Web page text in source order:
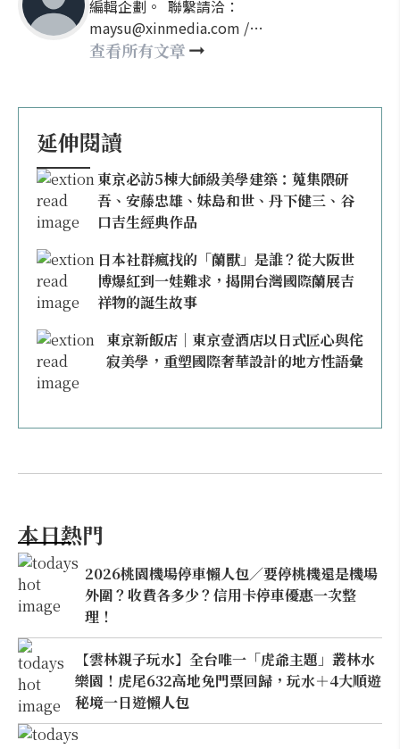
編輯企劃。 聯繫請洽：
maysu@xinmedia.com /
may860527@gmail.com
查看所有文章
延伸閱讀
東京必訪5棟大師級美學建築：蒐集隈研
吾、安藤忠雄、妹島和世、丹下健三、谷
口吉生經典作品
日本社群瘋找的「蘭獸」是誰？從大阪世
博爆紅到一娃難求，揭開台灣國際蘭展吉
祥物的誕生故事
東京新飯店｜東京壹酒店以日式匠心與侘
寂美學，重塑國際奢華設計的地方性語彙
本日熱門
2026桃園機場停車懶人包／要停桃機還是機場
外圍？收費各多少？信用卡停車優惠一次整
理！
【雲林親子玩水】全台唯一「虎爺主題」叢林水
樂園！虎尾632高地免門票回歸，玩水＋4大順遊
秘境一日遊懶人包